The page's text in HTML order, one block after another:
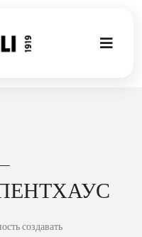
Toggle
создавать